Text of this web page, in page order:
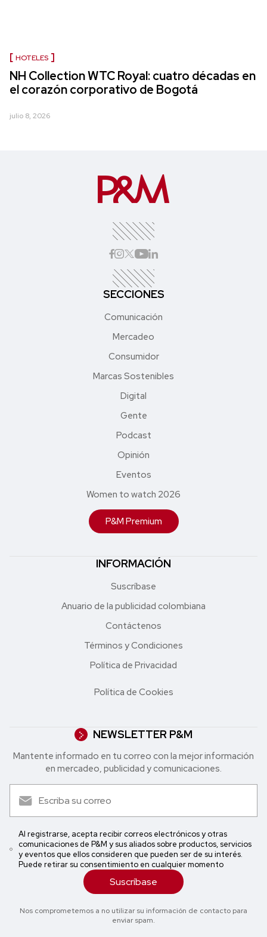
HOTELES
NH Collection WTC Royal: cuatro décadas en
el corazón corporativo de Bogotá
julio 8, 2026
SECCIONES
Comunicación
Mercadeo
Consumidor
Marcas Sostenibles
Digital
Gente
Podcast
Opinión
Eventos
Women to watch 2026
P&M Premium
INFORMACIÓN
Suscríbase
Anuario de la publicidad colombiana
Contáctenos
Términos y Condiciones
Política de Privacidad
Política de Cookies
NEWSLETTER P&M
Mantente informado en tu correo con la mejor in formación
en mercadeo, publicidad y comunicaciones.
Al registrarse, acepta recibir correos electrónicos y otras
comunicaciones de P&M y sus aliados sobre productos, servicios
y eventos que ellos consideren que pueden ser de su interés.
Puede retirar su consentimiento en cualquier momento
Suscríbase
Nos comprometemos a no utilizar su información de contacto para
enviar spam.